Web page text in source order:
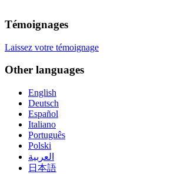
Témoignages
Laissez votre témoignage
Other languages
English
Deutsch
Español
Italiano
Português
Polski
العربية
日本語